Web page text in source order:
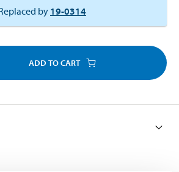
by 19-0314
ADD TO CART